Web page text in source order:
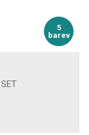
5
barev